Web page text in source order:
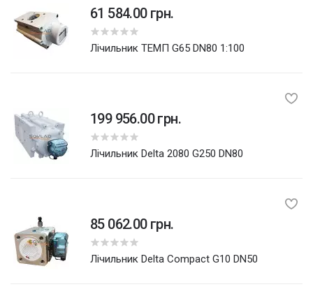
61 584.00 грн.
лічильник ТЕМП G65 DN80 1:100
199 956.00 грн.
лічильник Delta 2080 G250 DN80
85 062.00 грн.
лічильник Delta Compact G10 DN50